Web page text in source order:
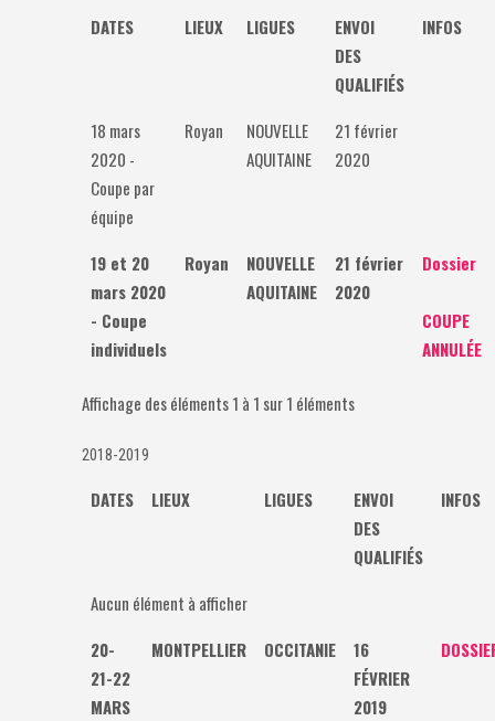
DATES LIEUX LIGUES
ENVOI
DES
QUALIFIÉS
INFOS
18 mars
2020 -
Coupe par
équipe
Royan
NOUVELLE
AQUITAINE
21 février
2020
19 et 20
mars 2020
- Coupe
individuels
Royan
NOUVELLE
AQUITAINE
21 février
2020
Dossier
COUPE
ANNULÉE
Affichage des éléments 1 à 1 sur 1 éléments
2018-2019
DATES LIEUX LIGUES
ENVOI
DES
QUALIFIÉS
INFOS
Aucun élément à afficher
20-
21-22
MARS
MONTPELLIER OCCITANIE
16
FÉVRIER
2019